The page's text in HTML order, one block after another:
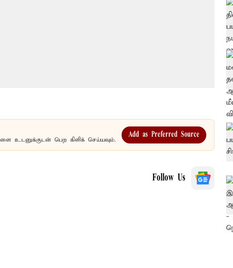
உடனுக்குடன் பெற கிளிக் செய்யவும்.
Add as Preferred Source
Follow Us